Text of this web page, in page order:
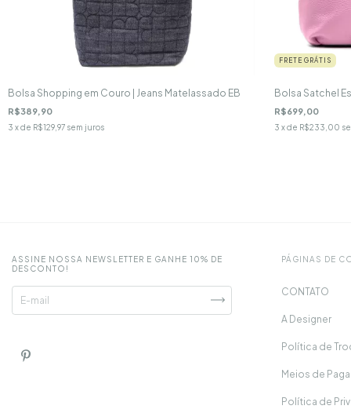
Bolsa Shopping em Couro | Jeans Matelassado EB
R$389,90
3 x de R$129,97 sem juros
FRETE GRÁTIS
Bolsa Satchel
R$699,00
3 x de R$233,00
ASSINE NOSSA NEWSLETTER E GANHE 10% DE
DESCONTO!
PÁGINAS DE
CONTATO
A Designer
Política de
Meios de
Política de